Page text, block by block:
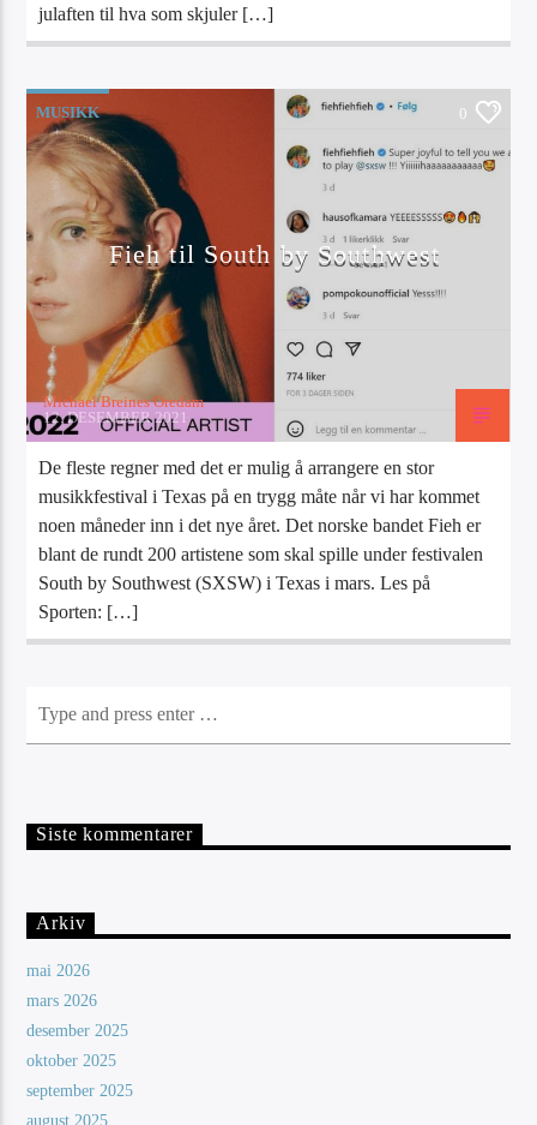
julaften til hva som skjuler […]
MUSIKK 0
Fieh til South by Southwest
Michael Breines Oredam
12. DESEMBER 2021
De fleste regner med det er mulig å arrangere en stor
musikkfestival i Texas på en trygg måte når vi har kommet
noen måneder inn i det nye året. Det norske bandet Fieh er
blant de rundt 200 artistene som skal spille under festivalen
South by Southwest (SXSW) i Texas i mars. Les på
Sporten: […]
Siste kommentarer
Arkiv
mai 2026
mars 2026
desember 2025
oktober 2025
september 2025
august 2025